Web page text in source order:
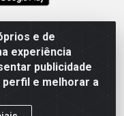
e de
experiência
publicidade
e melhorar a
Caldas Filho, 291 -
335 - CNPJ